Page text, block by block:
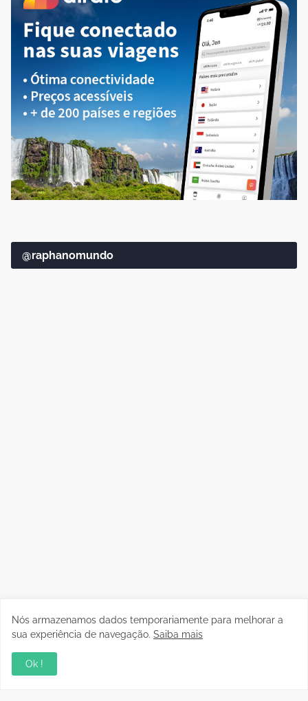
@raphanomundo
Nós armazenamos dados temporariamente para melhorar a
sua experiência de navegação. Saiba mais
Ok !